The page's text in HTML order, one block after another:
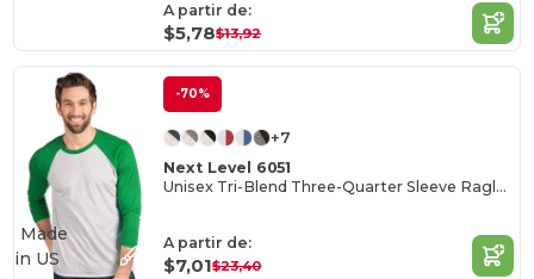
A partir de:
$5,78$13,92
-70%
+7
Next Level 6051
Unisex Tri-Blend Three-Quarter Sleeve Raglan Tee
A partir de:
$7,01$23,40
Made
in US